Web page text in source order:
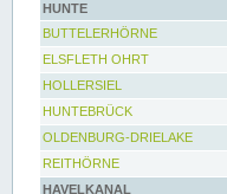
HUNTE
BUTTELERHÖRNE
ELSFLETH OHRT
HOLLERSIEL
HUNTEBRÜCK
OLDENBURG-DRIELAKE
REITHÖRNE
HAVELKANAL